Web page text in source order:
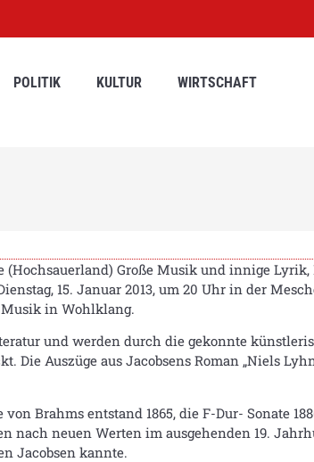
POLITIK KULTUR WIRTSCHAFT
Große Musik und innige
15. Januar 2013, um 20 Uhr in der
in Wohlklang.
und werden durch die gekonnte
Die Auszüge aus Jacobsens Roman „Niels
Brahms entstand 1865, die F-Dur- Sonate
nach neuen Werten im ausgehenden 19.
Jacobsen kannte.